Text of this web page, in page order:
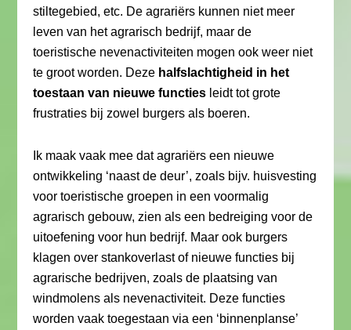
stiltegebied, etc. De agrariërs kunnen niet meer
leven van het agrarisch bedrijf, maar de
toeristische nevenactiviteiten mogen ook weer niet
te groot worden. Deze halfslachtigheid in het
toestaan van nieuwe functies leidt tot grote
frustraties bij zowel burgers als boeren.
Ik maak vaak mee dat agrariërs een nieuwe
ontwikkeling ‘naast de deur’, zoals bijv. huisvesting
voor toeristische groepen in een voormalig
agrarisch gebouw, zien als een bedreiging voor de
uitoefening voor hun bedrijf. Maar ook burgers
klagen over stankoverlast of nieuwe functies bij
agrarische bedrijven, zoals de plaatsing van
windmolens als nevenactiviteit. Deze functies
worden vaak toegestaan via een ‘binnenplanse’